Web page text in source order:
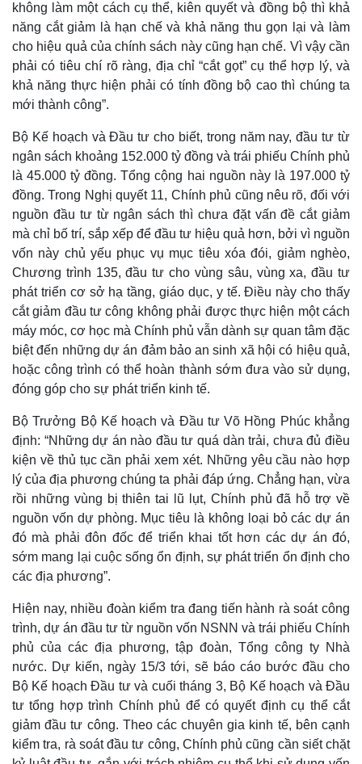
Kinh tế
Khởi nghiệp
Tiêu dùng
Tỷ giá
Chứng khoán
Giá cà phê
không làm một cách cụ thể, kiên quyết và đồng bộ thì khả
năng cắt giảm là hạn chế và khả năng thu gọn lại và làm
cho hiệu quả của chính sách này cũng hạn chế. Vì vậy cần
phải có tiêu chí rõ ràng, địa chỉ “cắt gọt” cụ thể hợp lý, và
khả năng thực hiện phải có tính đồng bộ cao thì chúng ta
mới thành công”.
Bộ Kế hoạch và Đầu tư cho biết, trong năm nay, đầu tư từ
ngân sách khoảng 152.000 tỷ đồng và trái phiếu Chính phủ
là 45.000 tỷ đồng. Tổng cộng hai nguồn này là 197.000 tỷ
đồng. Trong Nghị quyết 11, Chính phủ cũng nêu rõ, đối với
nguồn đầu tư từ ngân sách thì chưa đặt vấn đề cắt giảm
mà chỉ bố trí, sắp xếp để đầu tư hiệu quả hơn, bởi vì nguồn
vốn này chủ yếu phục vụ mục tiêu xóa đói, giảm nghèo,
Chương trình 135, đầu tư cho vùng sâu, vùng xa, đầu tư
phát triển cơ sở hạ tầng, giáo dục, y tế. Điều này cho thấy
cắt giảm đầu tư công không phải được thực hiện một cách
máy móc, cơ học mà Chính phủ vẫn dành sự quan tâm đặc
biệt đến những dự án đảm bảo an sinh xã hội có hiệu quả,
hoặc công trình có thể hoàn thành sớm đưa vào sử dụng,
đóng góp cho sự phát triển kinh tế.
Bộ Trưởng Bộ Kế hoạch và Đầu tư Võ Hồng Phúc khẳng
định: “Những dự án nào đầu tư quá dàn trải, chưa đủ điều
kiện về thủ tục cần phải xem xét. Những yêu cầu nào hợp
lý của địa phương chúng ta phải đáp ứng. Chẳng hạn, vừa
rồi những vùng bị thiên tai lũ lụt, Chính phủ đã hỗ trợ về
nguồn vốn dự phòng. Mục tiêu là không loại bỏ các dự án
đó mà phải đôn đốc để triển khai tốt hơn các dự án đó,
sớm mang lại cuộc sống ổn định, sự phát triển ổn định cho
các địa phương”.
Hiện nay, nhiều đoàn kiểm tra đang tiến hành rà soát công
trình, dự án đầu tư từ nguồn vốn NSNN và trái phiếu Chính
phủ của các địa phương, tập đoàn, Tổng công ty Nhà
nước. Dự kiến, ngày 15/3 tới, sẽ báo cáo bước đầu cho
Bộ Kế hoạch Đầu tư và cuối tháng 3, Bộ Kế hoạch và Đầu
tư tổng hợp trình Chính phủ để có quyết định cụ thể cắt
giảm đầu tư công. Theo các chuyên gia kinh tế, bên cạnh
kiểm tra, rà soát đầu tư công, Chính phủ cũng cần siết chặt